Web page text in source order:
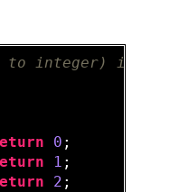
integer)
0 ;
1 ;
2 ;